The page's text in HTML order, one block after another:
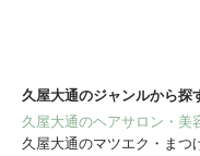
久屋大通のジャンルから探
久屋大通のヘアサロン・美
久屋大通のマツエク・まつ